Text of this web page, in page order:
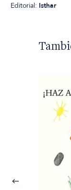
Editorial: Isthar